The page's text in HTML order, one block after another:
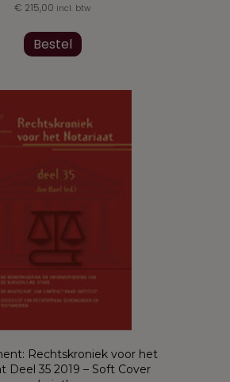
€ 215,00 incl. btw
Bestel
Rechtskroniek voor het
Deel 35 2019 – Soft Cover